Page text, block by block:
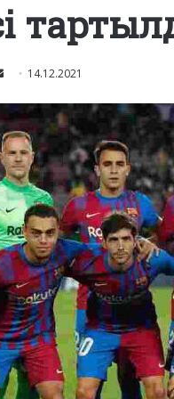
Send
email
14.12.2021